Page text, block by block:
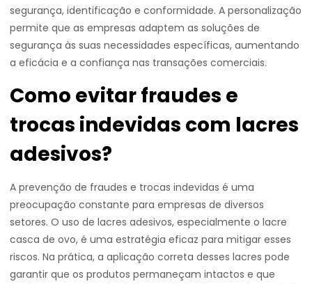
segurança, identificação e conformidade. A personalização
permite que as empresas adaptem as soluções de
segurança às suas necessidades específicas, aumentando
a eficácia e a confiança nas transações comerciais.
Como evitar fraudes e
trocas indevidas com lacres
adesivos?
A prevenção de fraudes e trocas indevidas é uma
preocupação constante para empresas de diversos
setores. O uso de lacres adesivos, especialmente o lacre
casca de ovo, é uma estratégia eficaz para mitigar esses
riscos. Na prática, a aplicação correta desses lacres pode
garantir que os produtos permaneçam intactos e que